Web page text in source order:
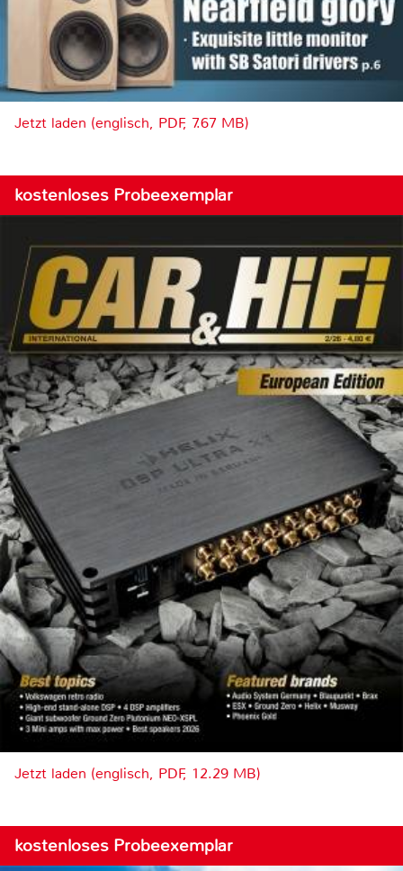
Jetzt laden (englisch, PDF, 7.67 MB)
kostenloses Probeexemplar
Jetzt laden (englisch, PDF, 12.29 MB)
kostenloses Probeexemplar